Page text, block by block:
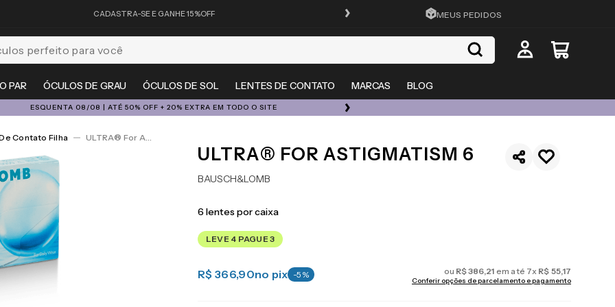
CADASTRA-SE E GANHE 15%OFF FRETE GRÁTIS EM TODO O SITE
MEUS PEDIDOS
PAR ÓCULOS DE GRAU ÓCULOS DE SOL LENTES DE CONTATO MARCAS BLOG
para você
ESQUENTA 08/08 | ATÉ 50% OFF + 20% EXTRA EM TODO O SITE ÓCULOS DE GRAU, SOL E LENTES COM ATÉ 50% OFF + 20% EXTRA
Contato Filha ULTRA® For Astigmatism 6
ULTRA® FOR ASTIGMATISM 6
BAUSCH&LOMB
6 lentes por caixa
LEVE 4 PAGUE 3
R$ 366,90no pix -5 % ou R$386,21 em até 7x R$ 55,17
Conferir opções de parcelamento e pagamento